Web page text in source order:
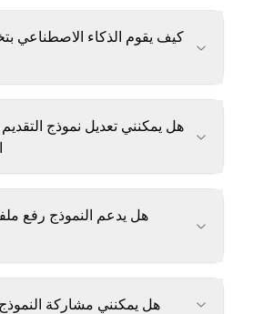
كيف يقوم الذكاء الاصطناعي
هل يمكنني تعديل نموذج
هل يدعم النموذج رفع
هل يمكنني مشاركة